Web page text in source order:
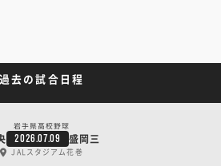
過去の試合日程
岩手県高校野球
2026.07.09 盛岡三
JALスタジアム花巻